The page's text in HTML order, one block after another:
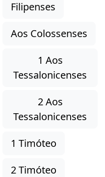
Filipenses
Aos Colossenses
1 Aos
Tessalonicenses
2 Aos
Tessalonicenses
1 Timóteo
2 Timóteo